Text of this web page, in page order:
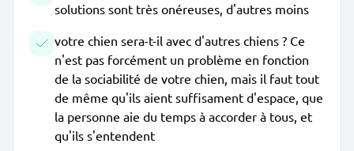
solutions sont très onéreuses, d'autres moins
votre chien sera-t-il avec d'autres chiens ? Ce
n'est pas forcément un problème en fonction
de la sociabilité de votre chien, mais il faut tout
de même qu'ils aient suffisament d'espace, que
la personne aie du temps à accorder à tous, et
qu'ils s'entendent